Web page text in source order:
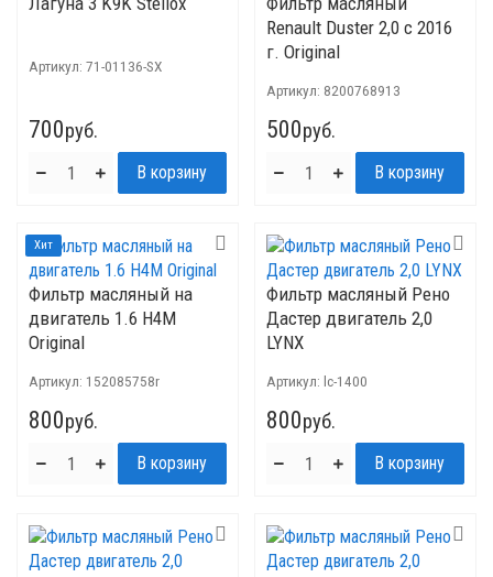
Артикул: 71-01136-SX
700руб.
Renault Duster 2,0 с 2016
г. Original
Артикул: 8200768913
500руб.
Хит
Фильтр масляный на
двигатель 1.6 H4M
Original
Артикул: 152085758r
800руб.
Фильтр масляный Рено
Дастер двигатель 2,0
LYNX
Артикул: lc-1400
800руб.